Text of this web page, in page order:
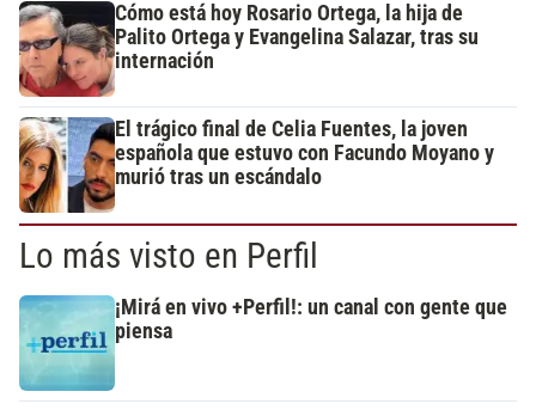
Cómo está hoy Rosario Ortega, la hija de
Palito Ortega y Evangelina Salazar, tras su
internación
El trágico final de Celia Fuentes, la joven
española que estuvo con Facundo Moyano y
murió tras un escándalo
Lo más visto en Perfil
¡Mirá en vivo +Perfil!: un canal con gente que
piensa